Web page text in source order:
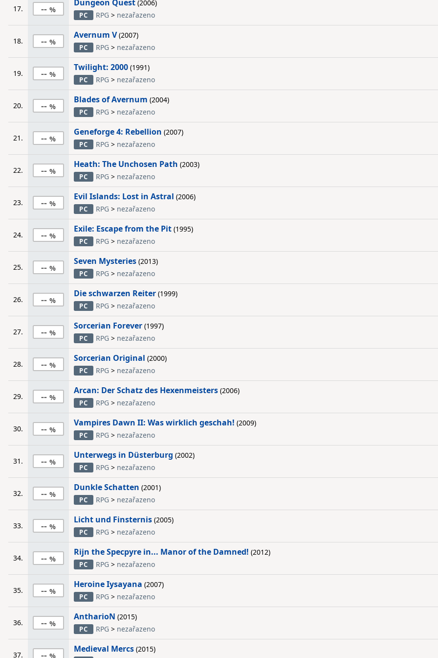
17. --
Dungeon Quest (2006)
PC RPG > nezařazeno
18. --
Avernum V(2007)
PC RPG > nezařazeno
19. --
Twilight: 2000 (1991)
PC RPG > nezařazeno
20. --
Blades of Avernum (2004)
PC RPG > nezařazeno
21. --
Geneforge 4: Rebellion (2007)
PC RPG > nezařazeno
22. --
Heath: The Unchosen Path (2003)
PC RPG > nezařazeno
23. --
Evil Islands: Lost in Astral (2006)
PC RPG > nezařazeno
24. --
Exile: Escape from the Pit (1995)
PC RPG > nezařazeno
25. --
Seven Mysteries (2013)
PC RPG > nezařazeno
26. --
Die schwarzen Reiter (1999)
PC RPG > nezařazeno
27. --
Sorcerian Forever (1997)
PC RPG > nezařazeno
28. --
Sorcerian Original (2000)
PC RPG > nezařazeno
29. --
Arcan: Der Schatz des Hexenmeisters (2006)
PC RPG > nezařazeno
30. --
Vampires Dawn II: Was wirklich geschah! (2009)
PC RPG > nezařazeno
31. --
Unterwegs in Düsterburg (2002)
PC RPG > nezařazeno
32. --
Dunkle Schatten (2001)
PC RPG > nezařazeno
33. --
Licht und Finsternis (2005)
PC RPG > nezařazeno
34. --
Rijn the Specpyre in... Manor of the Damned! (2012)
PC RPG > nezařazeno
35. --
Heroine Iysayana (2007)
PC RPG > nezařazeno
36. --
AntharioN (2015)
PC RPG > nezařazeno
37. --
Medieval Mercs (2015)